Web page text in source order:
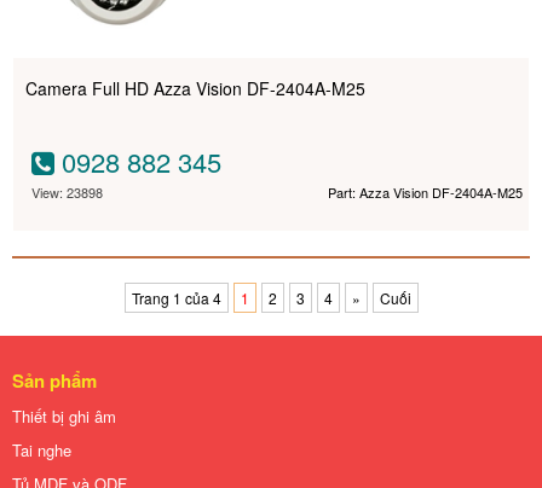
Camera Full HD Azza Vision DF-2404A-M25
0928 882 345
View: 23898 Part: Azza Vision DF-2404A-M25
Trang 1 của 4 1 2 3 4 » Cuối
Sản phẩm
Thiết bị ghi âm
Tai nghe